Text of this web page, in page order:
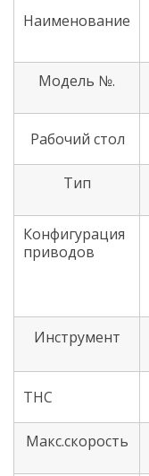
Наименование
Модель №.
Рабочий стол
Тип
Конфигурация
приводов
Инструмент
ТНС
Макс.скорость